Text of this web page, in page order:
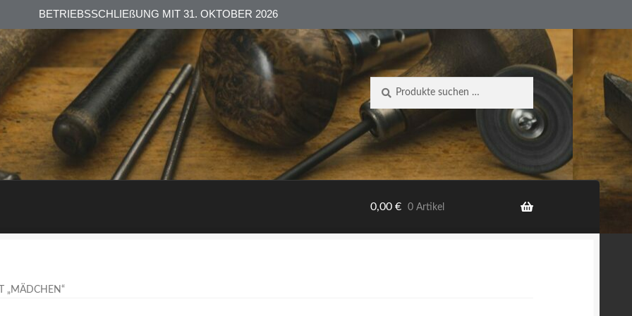
BETRIEBSSCHLIEßUNG MIT 31. OKTOBER 2026
nach:
0,00 € 0 Artikel
„MÄDCHEN“